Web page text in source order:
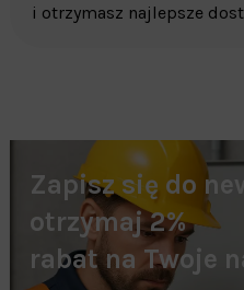
i otrzymasz najlepsze
Zapisz się do
otrzymaj 2%
rabat na Twoje